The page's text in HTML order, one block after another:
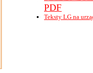
PDF
Teksty LG na